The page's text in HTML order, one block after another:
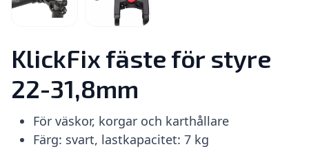
KlickFix fäste för styre
22-31,8mm
För väskor, korgar och karthållare
Färg: svart, lastkapacitet: 7 kg